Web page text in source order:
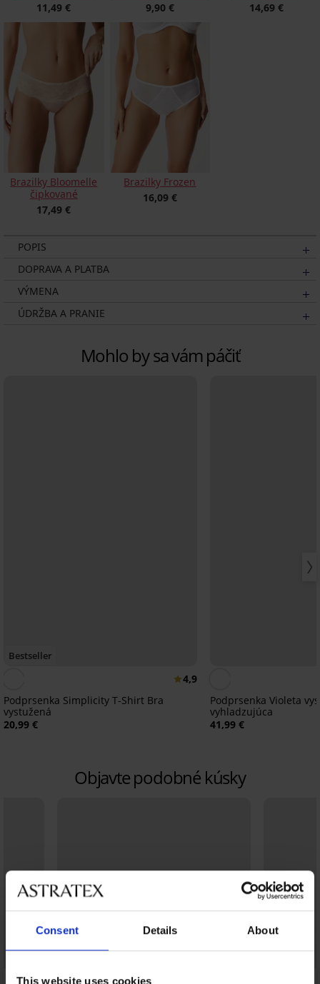
Consent Details About
This website uses cookies
11,49 €
9,90 €
14,69 €
Brazilky Bloomelle
čipkované
17,49 €
Brazilky Frozen
16,09 €
POPIS
DOPRAVA A PLATBA
VÝMENA
ÚDRŽBA A PRANIE
Mohlo by sa vám páčiť
Bestseller
4,9
Podprsenka Simplicity T-Shirt Bra
vystužená
20,99 €
Podprsenka Violeta
vyhladzujúca
41,99 €
Objavte podobné kúsky